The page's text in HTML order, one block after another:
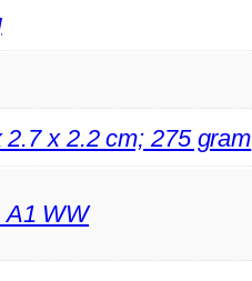
2.7 x 2.2 cm; 275 gram
A1 WW